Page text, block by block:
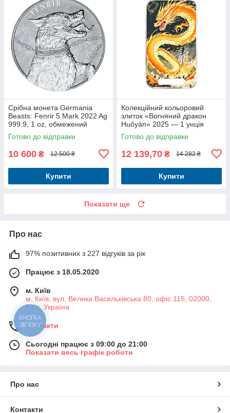
Срібна монета Germania
Beasts: Fenrir 5 Mark 2022 Ag
999.9, 1 oz, обмежений
тираж
Готово до відправки
10 600 ₴ 12 500 ₴
Купити
Колекційний кольоровий
злиток «Вогняний дракон
Huǒyàn» 2025 — 1 унція
срібла Ag 999
Готово до відправки
12 139,70 ₴ 14 282 ₴
Купити
Показати ще
Про нас
97% позитивних з 227 відгуків за рік
Працює з 18.05.2020
м. Київ
м. Київ, вул. Велика Васильківська 80, офіс 115, 02000,
Київ, Україна
Контакти
Сьогодні працює з 09:00 до 21:00
Показати весь графік роботи
Про нас
Контакти
КНОПКА
ЗВ'ЯЗКУ